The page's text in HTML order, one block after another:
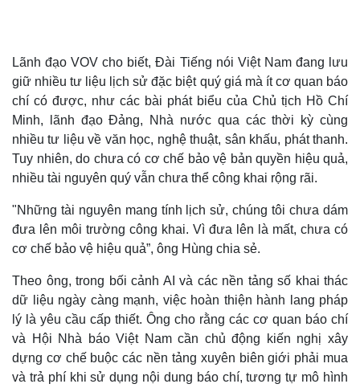
Pháp luật
Vụ án
Tin nóng
Quân sự - Quốc phòng
Vũ khí
Việt Nam
Phân tích
Lãnh đạo VOV cho biết, Đài Tiếng nói Việt Nam đang lưu
giữ nhiều tư liệu lịch sử đặc biệt quý giá mà ít cơ quan báo
chí có được, như các bài phát biểu của Chủ tịch Hồ Chí
Minh, lãnh đạo Đảng, Nhà nước qua các thời kỳ cùng
nhiều tư liệu về văn học, nghệ thuật, sân khấu, phát thanh.
Tuy nhiên, do chưa có cơ chế bảo vệ bản quyền hiệu quả,
nhiều tài nguyên quý vẫn chưa thể công khai rộng rãi.
"Những tài nguyên mang tính lịch sử, chúng tôi chưa dám
đưa lên môi trường công khai. Vì đưa lên là mất, chưa có
cơ chế bảo vệ hiệu quả”, ông Hùng chia sẻ.
Theo ông, trong bối cảnh AI và các nền tảng số khai thác
dữ liệu ngày càng mạnh, việc hoàn thiện hành lang pháp
lý là yêu cầu cấp thiết. Ông cho rằng các cơ quan báo chí
và Hội Nhà báo Việt Nam cần chủ động kiến nghị xây
dựng cơ chế buộc các nền tảng xuyên biên giới phải mua
và trả phí khi sử dụng nội dung báo chí, tương tự mô hình